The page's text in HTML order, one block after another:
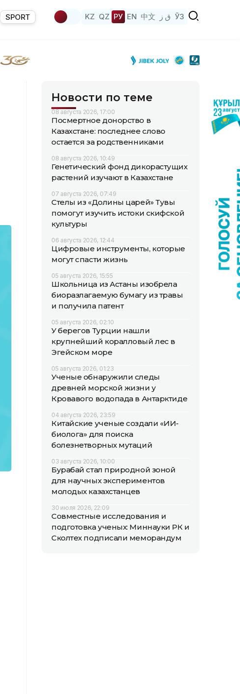
SPORT KZ QZ РУ EN 中文 ق ز ЎЗ
Новости по теме
08 августа 2026, 17:00
Посмертное донорство в
Казахстане: последнее слово
остается за родственниками
08 августа 2026, 10:49
Генетический фонд дикорастущих
растений изучают в Казахстане
07 августа 2026, 07:49
Стелы из «Долины царей» Тувы
помогут изучить истоки скифской
культуры
06 августа 2026, 12:44
Цифровые инструменты, которые
могут спасти жизнь
05 августа 2026, 15:55
Школьница из Астаны изобрела
биоразлагаемую бумагу из травы
и получила патент
05 августа 2026, 02:10
У берегов Турции нашли
крупнейший коралловый лес в
Эгейском море
05 августа 2026, 01:23
Ученые обнаружили следы
древней морской жизни у
Кровавого водопада в Антарктиде
04 августа 2026, 23:59
Китайские ученые создали «ИИ-
биолога» для поиска
болезнетворных мутаций
03 августа 2026, 10:00
Бурабай стал природной зоной
для научных экспериментов
молодых казахстанцев
30 июля 2026, 22:09
Совместные исследования и
подготовка ученых: Миннауки РК и
Сколтех подписали меморандум